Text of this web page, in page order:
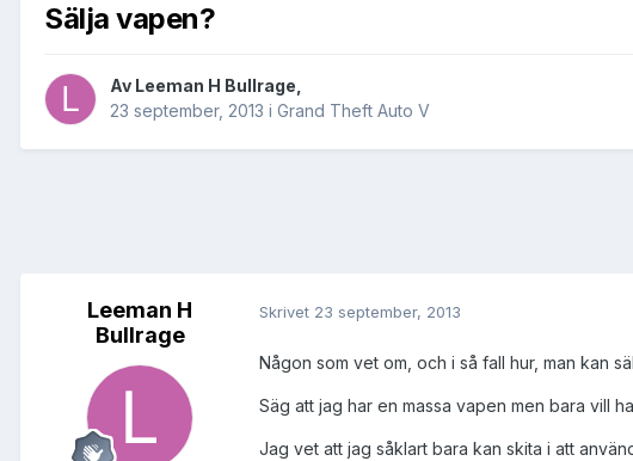
Sälja vapen?
Av Leeman H Bullrage
23 september, 2013 i Grand Theft Auto V
Leeman H
Bullrage
Skrivet 23 september, 2013
Någon som vet om, och i så fall hur, man kan
Säg att jag har en massa vapen men bara vill
Jag vet att jag såklart bara kan skita i att